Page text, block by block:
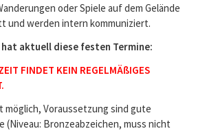
oder Spiele auf dem Gelände
und werden intern kommuniziert.
aktuell diese festen Termine:
FINDET KEIN REGELMÄßIGES
möglich, Voraussetzung sind gute
(Niveau: Bronzeabzeichen, muss nicht